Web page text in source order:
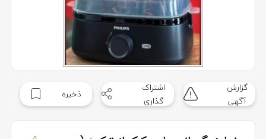
گزارش
آگهی
اشتراک
گذاری
ذخیره